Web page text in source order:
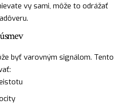
vy sami, môže to odrážať
byť varovným signálom. Tento